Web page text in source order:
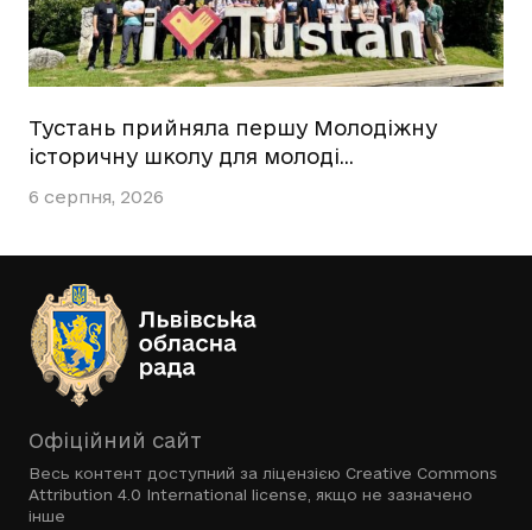
Тустань прийняла першу Молодіжну
історичну школу для молоді…
6 серпня, 2026
Офіційний сайт
Весь контент доступний за ліцензією Creative Commons
Attribution 4.0 International license , якщо не зазначено
інше